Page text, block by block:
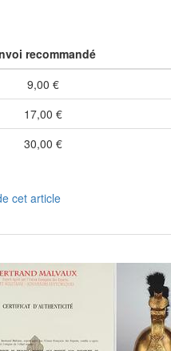
recommandé
9,00 €
17,00 €
30,00 €
cet article